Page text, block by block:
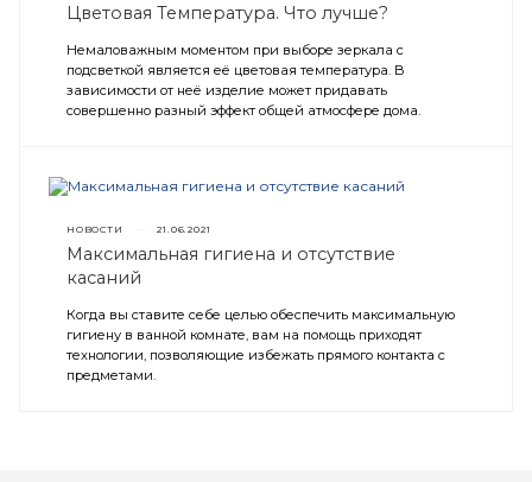
Цветовая Температура. Что лучше?
Немаловажным моментом при выборе зеркала с
подсветкой является её цветовая температура. В
зависимости от неё изделие может придавать
совершенно разный эффект общей атмосфере дома.
НОВОСТИ 21.06.2021
Максимальная гигиена и отсутствие
касаний
Когда вы ставите себе целью обеспечить максимальную
гигиену в ванной комнате, вам на помощь приходят
технологии, позволяющие избежать прямого контакта с
предметами.